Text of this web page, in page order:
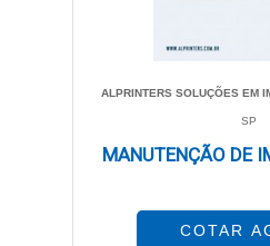
ALPRINTERS SOLUÇÕES EM
SP
MANUTENÇÃO DE
COTAR